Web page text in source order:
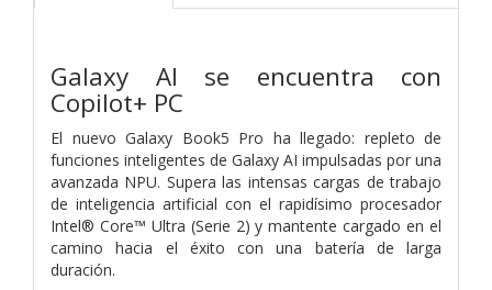
Galaxy AI se encuentra con
Copilot+ PC
El nuevo Galaxy Book5 Pro ha llegado: repleto de
funciones inteligentes de Galaxy AI impulsadas por una
avanzada NPU. Supera las intensas cargas de trabajo
de inteligencia artificial con el rapidísimo procesador
Intel® Core™ Ultra (Serie 2) y mantente cargado en el
camino hacia el éxito con una batería de larga
duración.